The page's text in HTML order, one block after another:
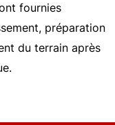
fournies
préparation
du terrain après